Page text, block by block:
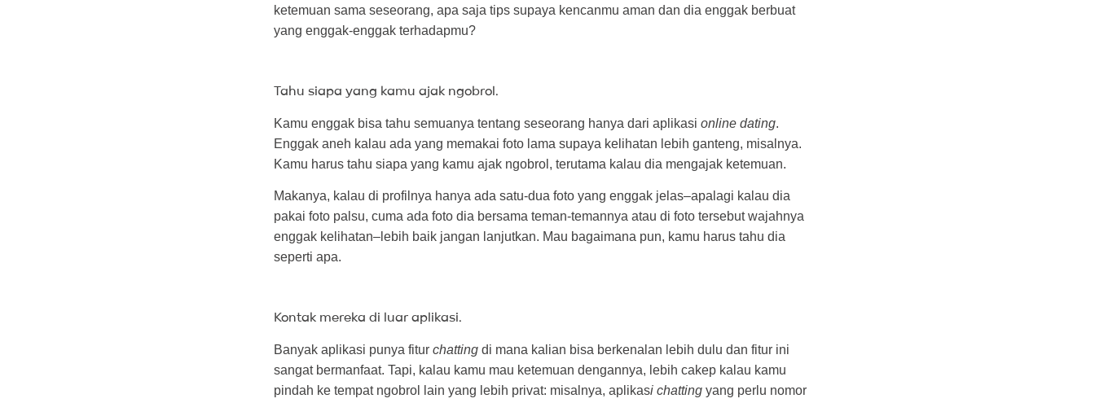
ketemuan sama seseorang, apa saja tips supaya kencanmu aman dan dia enggak berbuat
yang enggak-enggak terhadapmu?
Tahu siapa yang kamu ajak ngobrol.
Kamu enggak bisa tahu semuanya tentang seseorang hanya dari aplikasi online dating.
Enggak aneh kalau ada yang memakai foto lama supaya kelihatan lebih ganteng, misalnya.
Kamu harus tahu siapa yang kamu ajak ngobrol, terutama kalau dia mengajak ketemuan.
Makanya, kalau di profilnya hanya ada satu-dua foto yang enggak jelas–apalagi kalau dia
pakai foto palsu, cuma ada foto dia bersama teman-temannya atau di foto tersebut wajahnya
enggak kelihatan–lebih baik jangan lanjutkan. Mau bagaimana pun, kamu harus tahu dia
seperti apa.
Kontak mereka di luar aplikasi.
Banyak aplikasi punya fitur chatting di mana kalian bisa berkenalan lebih dulu dan fitur ini
sangat bermanfaat. Tapi, kalau kamu mau ketemuan dengannya, lebih cakep kalau kamu
pindah ke tempat ngobrol lain yang lebih privat: misalnya, aplikasi chatting yang perlu nomor